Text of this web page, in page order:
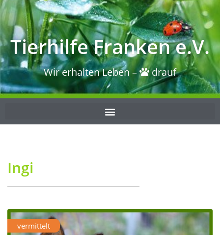
Tierhilfe Franken e.V.
Wir erhalten Leben – drauf
Ingi
vermittelt